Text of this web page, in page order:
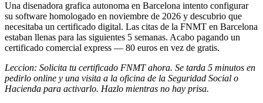
Una disenadora grafica autonoma en Barcelona intento configurar
su software homologado en noviembre de 2026 y descubrio que
necesitaba un certificado digital. Las citas de la FNMT en Barcelona
estaban llenas para las siguientes 5 semanas. Acabo pagando un
certificado comercial express — 80 euros en vez de gratis.
Leccion: Solicita tu certificado FNMT ahora. Se tarda 5 minutos en
pedirlo online y una visita a la oficina de la Seguridad Social o
Hacienda para activarlo. Hazlo mientras no hay prisa.